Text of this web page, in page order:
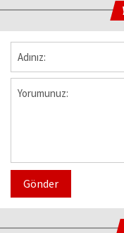
Gönder